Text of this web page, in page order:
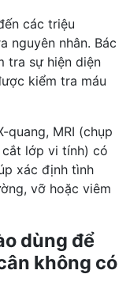
các triệu
nguyên nhân. Bác
tra sự hiện diện
kiểm tra máu
quang, MRI (chụp
cắt lớp vi tính) có
xác định tình
vỡ hoặc viêm
dùng để
không có